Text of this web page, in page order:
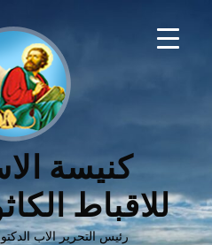
كنيسة
للاقباط
رئيس التحرير الاب